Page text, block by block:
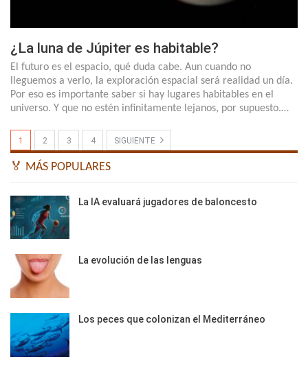
¿La luna de Júpiter es habitable?
El futuro es el espacio, qué duda cabe. Aun cuando no
lleguemos a verlo, la exploración espacial será realidad un día.
Por eso es importante saber si hay lugares habitables en el
universo. Y que no estén infinitamente lejanos, por supuesto.…
1 2 3 4 SIGUIENTE
🏅 MÁS POPULARES
La IA evaluará jugadores de baloncesto
La evolución de las lenguas
Los peces que colonizan el Mediterráneo